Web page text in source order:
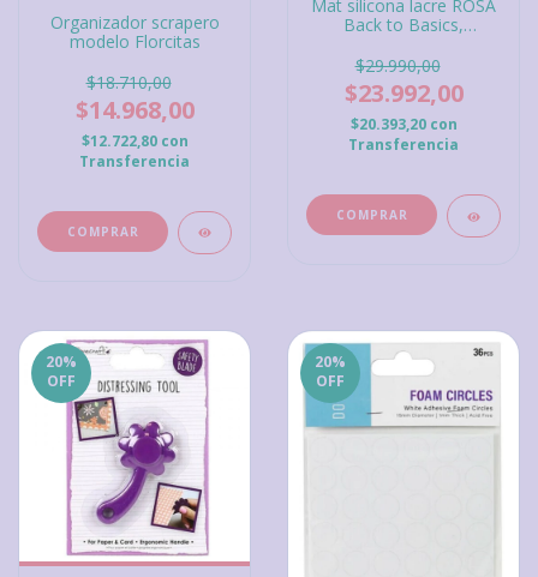
Organizador scrapero
modelo Florcitas
$18.710,00
$14.968,00
$12.722,80 con
Transferencia
Mat silicona lacre ROSA
Back to Basics,
cuchara y mango.
$29.990,00
$23.992,00
$20.393,20 con
Transferencia
20%
OFF
20%
OFF